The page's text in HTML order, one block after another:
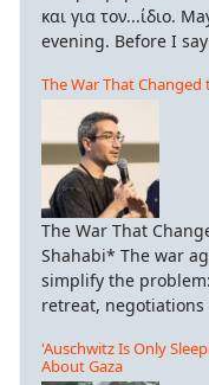
και για τον...ίδιο.
evening. Before I
The War That
The War That
Shahabi* The war
simplify the
retreat, negotiations
'Auschwitz Is Only
About Gaza